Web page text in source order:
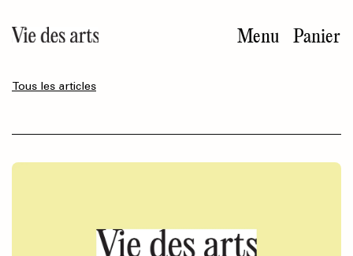
au
contenu
Menu Panier
Tous les articles